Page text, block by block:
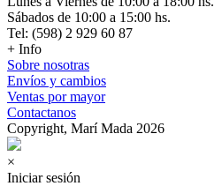
Sábados de 10:00 a 15:00 hs.
Tel: (598) 2 929 60 87
+ Info
Sobre nosotras
Envíos y cambios
Ventas por mayor
Contactanos
Copyright, Marí Mada 2026
×
Iniciar sesión